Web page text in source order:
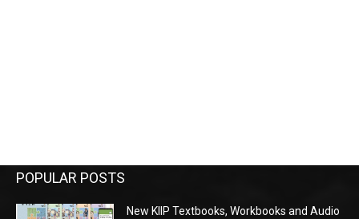
POPULAR POSTS
New KIIP Textbooks, Workbooks and Audio